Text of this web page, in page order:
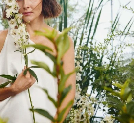
обл.
2018, 18:19
Хотелось еще бОльшего, но
иначе еще ведь с
не распечатанные пакетики
объять необъятное).
1Спасибо!